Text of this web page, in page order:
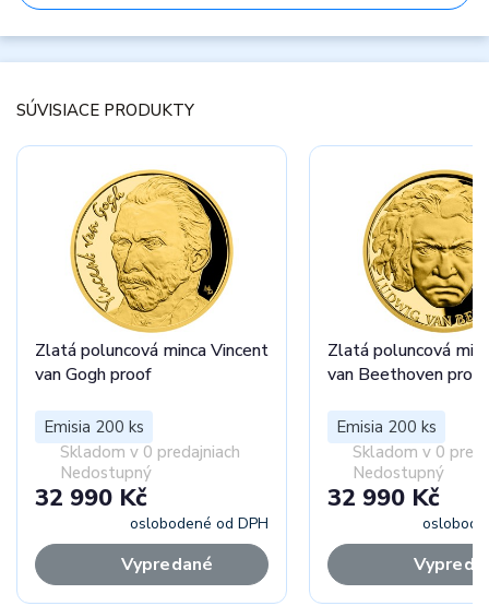
SÚVISIACE PRODUKTY
Zlatá poluncová minca Vincent
van Gogh proof
Emisia 200 ks
Skladom v 0 predajniach
Nedostupný
32 990 Kč
oslobodené od DPH
Vypredané
Zlatá poluncová
van Beethoven proof
Emisia 200 ks
Skladom v 0
Nedostupný
32 990 Kč